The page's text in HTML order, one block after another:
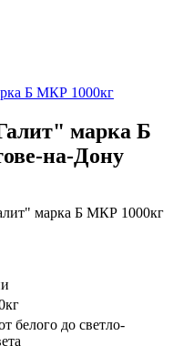
Б МКР 1000кг
марка Б
на-Дону
белого до светло-